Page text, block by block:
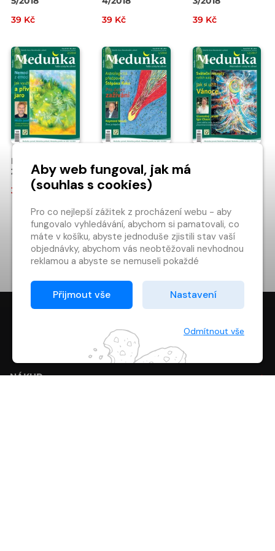
39 Kč
39 Kč
39 Kč
Meduňka
2/2018
39 Kč
1/2018
39 Kč
NAČÍST DALŠÍ…
1 4 5 6
digiport.cz © 2026
NÁKUP
Aby web fungoval, jak má
(souhlas s cookies)
Pro co nejlepší zážitek z procházení webu - aby
fungovalo vyhledávání, abychom si pamatovali, co
máte v košíku, abyste jednoduše zjistili stav vaší
objednávky, abychom vás neobtěžovali nevhodnou
reklamou a abyste se nemuseli pokaždé
Proto od vás potřebujeme souhlas se
zpracováním souborů cookies
Děkujeme, že nám ho dáte a pomůžete nám tak
Přijmout vše Nastavení
Odmítnout vše